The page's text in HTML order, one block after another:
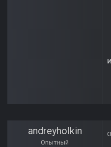
andreyholkin
Опытный